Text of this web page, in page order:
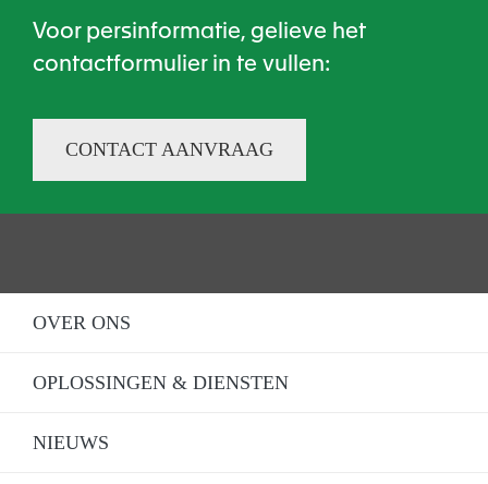
Voor persinformatie, gelieve het
contactformulier in te vullen:
CONTACT AANVRAAG
OVER ONS
OPLOSSINGEN & DIENSTEN
NIEUWS